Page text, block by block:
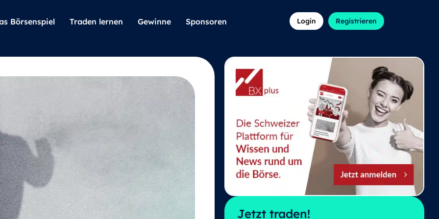
Börsenspiel Traden lernen Gewinne Sponsoren Login Registrieren
Jetzt traden!